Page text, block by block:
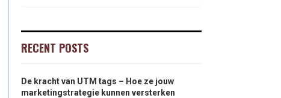
RECENT POSTS
De kracht van UTM tags – Hoe ze jouw
marketingstrategie kunnen versterken